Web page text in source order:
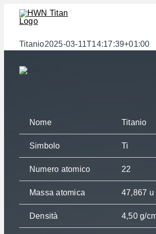
Skip
Settori
Download
Chi siamo
Contatto
Calcolatore di peso
Titanio2025-03-11T14:17:39+01:00
Nome Titanio
Simbolo Ti
Numero atomico 22
Massa atomica 47,867 u
Densità 4,50 g/